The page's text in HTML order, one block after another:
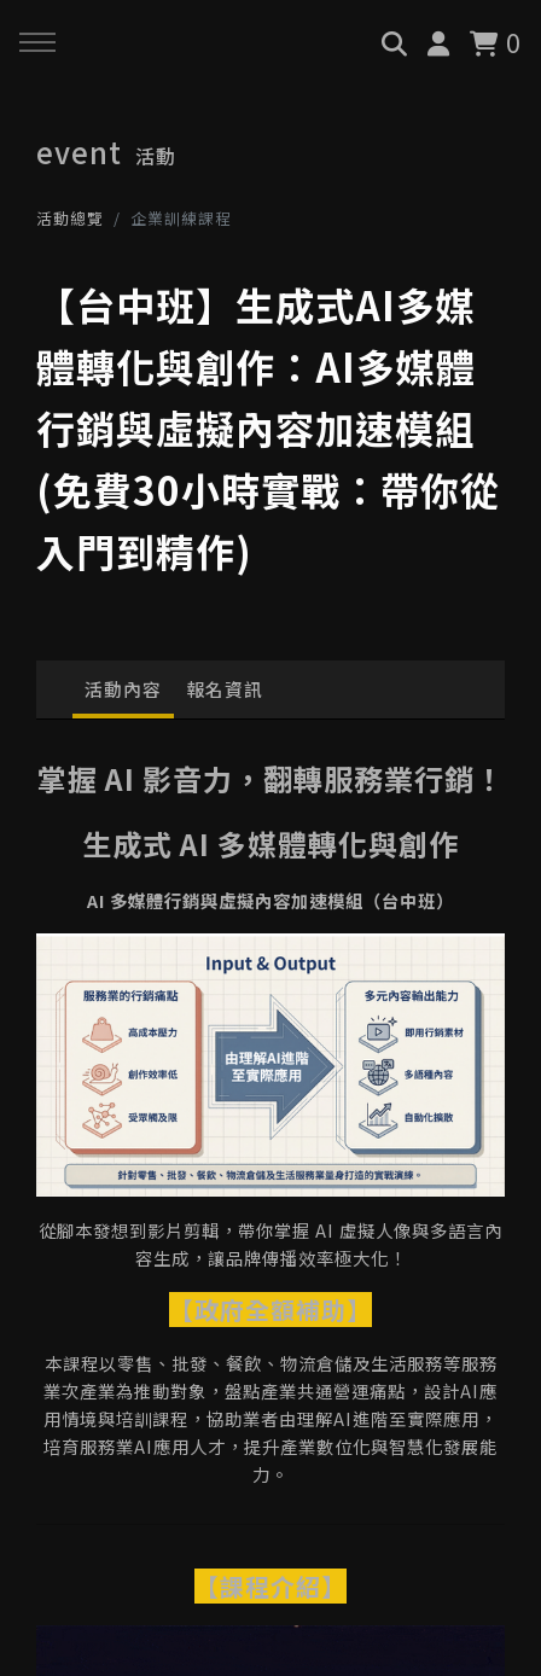
0
品牌故事
執行實績
課程 & 活動
大型人力提升計畫申請
止)
創業顧問免費諮詢申請
event 活動
活動總覽 企業訓練課程
【台中班】生成式AI多媒
體轉化與創作：AI多媒體
行銷與虛擬內容加速模組
(免費30小時實戰：帶你從
入門到精作)
活動內容 報名資訊
掌握 AI 影音力，翻轉服務業行銷！
生成式 AI 多媒體轉化與創作
AI 多媒體行銷與虛擬內容加速模組（台中班）
從腳本發想到影片剪輯，帶你掌握 AI 虛擬人像與多語言內
容生成，讓品牌傳播效率極大化！
【政府全額補助】
本課程以零售、批發、餐飲、物流倉儲及生活服務等服務
業次產業為推動對象，盤點產業共通營運痛點，設計AI應
用情境與培訓課程，協助業者由理解AI進階至實際應用，
培育服務業AI應用人才，提升產業數位化與智慧化發展能
力。
【課程介紹】